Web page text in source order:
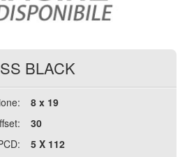
BLACK
8 x 19
30
5 X 112